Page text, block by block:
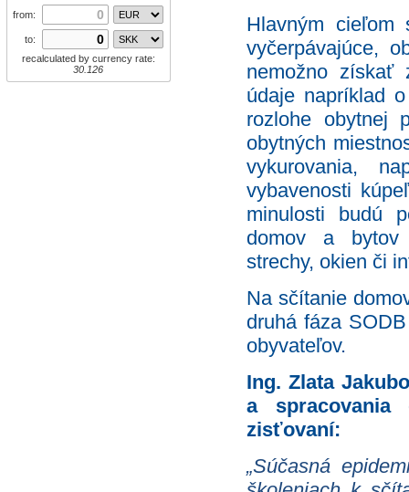
from:
to:
recalculated by currency rate:
30.126
Hlavným
vyčerpávajúce,
nemožno získať
údaje napríklad
rozlohe obytnej
obytných
vykurovania,
vybavenosti
minulosti budú
domov a bytov
strechy, okien či
Na sčítanie
druhá fáza
obyvateľov.
Ing. Zlata
a
zisťovaní:
„Súčasná